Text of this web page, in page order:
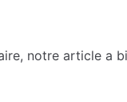
notre article a